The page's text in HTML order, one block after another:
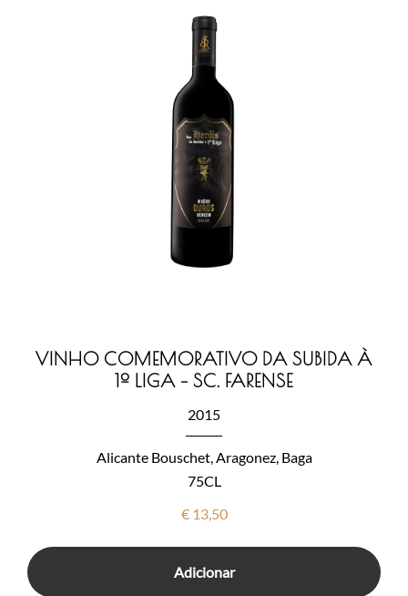
VINHO COMEMORATIVO DA SUBIDA À
1º LIGA – SC. FARENSE
2015
Alicante Bouschet, Aragonez, Baga
75CL
€13,50
Adicionar